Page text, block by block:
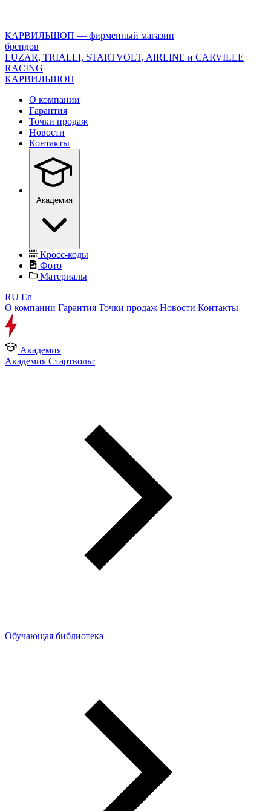
version="1.0"
encoding="utf-
8"?
>
КАРВИЛЬШОП — фирменный магазин
брендов
LUZAR, TRIALLI, STARTVOLT, AIRLINE и CARVILLE
RACING
КАРВИЛЬШОП
О компании
Гарантия
Точки продаж
Новости
Контакты
Академия
Кросс-коды
Фото
Материалы
RU En
О компании Гарантия Точки продаж Новости Контакты
Академия
Академия Стартвольт
Обучающая библиотека